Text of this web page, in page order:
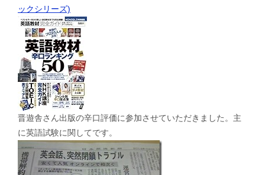
ックシリーズ)
晋遊舎さん出版の辛口評価に参加させていただきました。主
に英語試験に関してです。